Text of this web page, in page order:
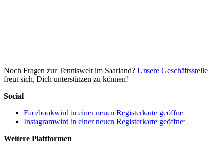
Noch Fragen zur Tenniswelt im Saarland? Unsere Geschäftsstelle
freut sich, Dich unterstützen zu können!
Social
Facebookwird in einer neuen Registerkarte geöffnet
Instagramwird in einer neuen Registerkarte geöffnet
Weitere Plattformen